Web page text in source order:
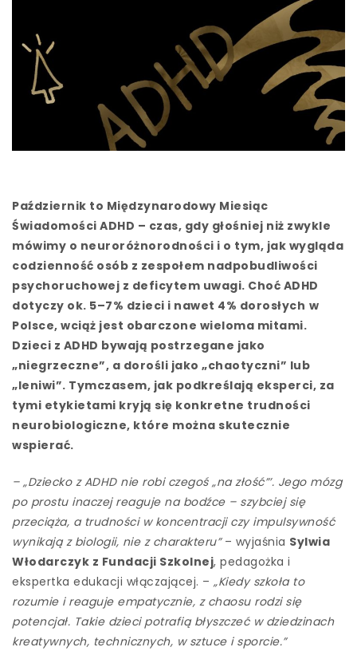
Październik to Międzynarodowy Miesiąc
Świadomości ADHD – czas, gdy głośniej niż zwykle
mówimy o neuroróżnorodności i o tym, jak wygląda
codzienność osób z zespołem nadpobudliwości
psychoruchowej z deficytem uwagi. Choć ADHD
dotyczy ok. 5–7% dzieci i nawet 4% dorosłych w
Polsce, wciąż jest obarczone wieloma mitami.
Dzieci z ADHD bywają postrzegane jako
„niegrzeczne”, a dorośli jako „chaotyczni” lub
„leniwi”. Tymczasem, jak podkreślają eksperci, za
tymi etykietami kryją się konkretne trudności
neurobiologiczne, które można skutecznie
wspierać.
– „Dziecko z ADHD nie robi czegoś „na złość”’. Jego mózg
po prostu inaczej reaguje na bodźce – szybciej się
przeciąża, a trudności w koncentracji czy impulsywność
wynikają z biologii, nie z charakteru”– wyjaśnia Sylwia
Włodarczyk z Fundacji Szkolnej, pedagożka i
ekspertka edukacji włączającej. – „Kiedy szkoła to
rozumie i reaguje empatycznie, z chaosu rodzi się
potencjał. Takie dzieci potrafią błyszczeć w dziedzinach
kreatywnych, technicznych, w sztuce i sporcie.”